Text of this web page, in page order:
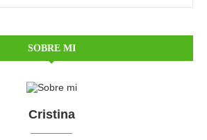
SOBRE MI
Cristina